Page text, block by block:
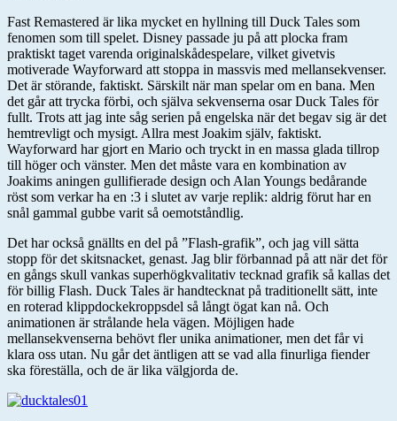
Fast Remastered är lika mycket en hyllning till Duck Tales som
fenomen som till spelet. Disney passade ju på att plocka fram
praktiskt taget varenda originalskådespelare, vilket givetvis
motiverade Wayforward att stoppa in massvis med mellansekvenser.
Det är störande, faktiskt. Särskilt när man spelar om en bana. Men
det går att trycka förbi, och själva sekvenserna osar Duck Tales för
fullt. Trots att jag inte såg serien på engelska när det begav sig är det
hemtrevligt och mysigt. Allra mest Joakim själv, faktiskt.
Wayforward har gjort en Mario och tryckt in en massa glada tillrop
till höger och vänster. Men det måste vara en kombination av
Joakims aningen gullifierade design och Alan Youngs bedårande
röst som verkar ha en :3 i slutet av varje replik: aldrig förut har en
snål gammal gubbe varit så oemotståndlig.
Det har också gnällts en del på ”Flash-grafik”, och jag vill sätta
stopp för det skitsnacket, genast. Jag blir förbannad på att när det för
en gångs skull vankas superhögkvalitativ tecknad grafik så kallas det
för billig Flash. Duck Tales är handtecknat på traditionellt sätt, inte
en roterad klippdockekroppsdel så långt ögat kan nå. Och
animationen är strålande hela vägen. Möjligen hade
mellansekvenserna behövt fler unika animationer, men det får vi
klara oss utan. Nu går det äntligen att se vad alla finurliga fiender
ska föreställa, och de är lika välgjorda de.